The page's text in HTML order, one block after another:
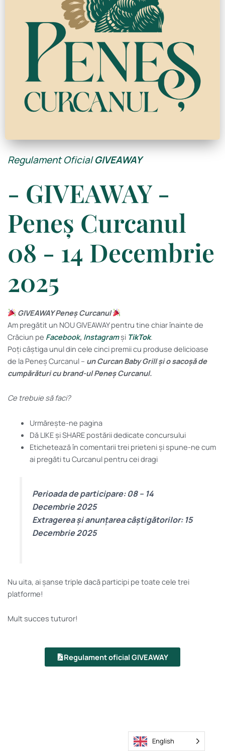
Regulament OficialGIVEAWAY
- GIVEAWAY -
Peneș Curcanul
08 - 14 Decembrie
2025
GIVEAWAY Peneș Curcanul
Am pregătit un NOU GIVEAWAY pentru tine chiar înainte de
Crăciun pe Facebook, Instagramși TikTok.
Poți câștiga unul din cele cinci premii cu produse delicioase
de la Peneș Curcanul – un Curcan Baby Grill și o sacoșă de
cumpărături cu brand-ul Peneș Curcanul.
Ce trebuie să faci?
Urmărește-ne pagina
Dă LIKE și SHARE postării dedicate concursului
Etichetează în comentarii trei prieteni și spune-ne cum
ai pregăti tu Curcanul pentru cei dragi
Perioada de participare: 08 – 14
Decembrie 2025
Extragerea și anunțarea câștigătorilor: 15
Decembrie 2025
Nu uita, ai șanse triple dacă participi pe toate cele trei
platforme!
Mult succes tuturor!
Regulament oficial GIVEAWAY
English